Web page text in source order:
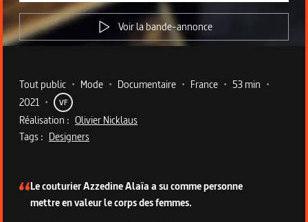
Voir la bande-annonce
Metadata du programme
Tout public • Mode • Documentaire • France • 53 min •
2021 • VF
Réalisation : Olivier Nicklaus
Tags : Designers
Le couturier Azzedine Alaïa a su comme personne
mettre en valeur le corps des femmes.